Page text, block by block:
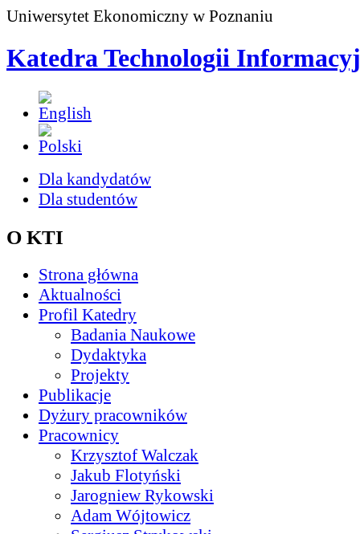
Uniwersytet Ekonomiczny w Poznaniu
Katedra Technologii
Dla kandydatów
Dla studentów
O KTI
Strona główna
Aktualności
Profil Katedry
Badania Naukowe
Dydaktyka
Projekty
Publikacje
Dyżury pracowników
Pracownicy
Krzysztof Walczak
Jakub Flotyński
Jarogniew Rykowski
Adam Wójtowicz